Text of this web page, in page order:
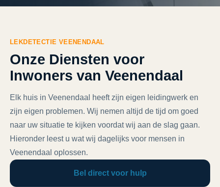
LEKDETECTIE VEENENDAAL
Onze Diensten voor
Inwoners van Veenendaal
Elk huis in Veenendaal heeft zijn eigen leidingwerk en
zijn eigen problemen. Wij nemen altijd de tijd om goed
naar uw situatie te kijken voordat wij aan de slag gaan.
Hieronder leest u wat wij dagelijks voor mensen in
Veenendaal oplossen.
Bel direct voor hulp